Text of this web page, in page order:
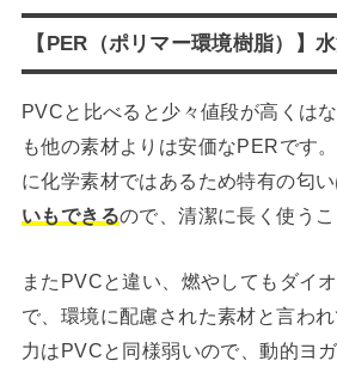
【PER（ポリマー環境樹脂）】
PVCと比べると少々値段が高くは
も他の素材よりは安価なPERです
に化学素材ではあるため特有の匂い
いもできるので、清潔に長く使うこ
またPVCと違い、燃やしてもダイ
で、環境に配慮された素材と言わ
力はPVCと同様弱いので、動的ヨガ